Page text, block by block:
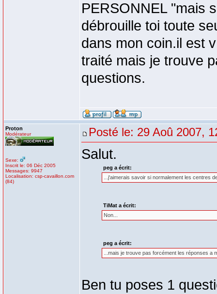
PERSONNEL "mais
débrouille toi toute
dans mon coin.il est
traité mais je trouve
questions.
Proton
Modérateur
Sexe:
Inscrit le: 06 Déc 2005
Messages: 9947
Localisation: csp-cavaillon.com
(84)
Posté le: 29 Aoû 2007,
Salut.
peg a écrit:
...j'aimerais savoir si normalement les centres
TiMat a écrit:
Non...
peg a écrit:
...mais je trouve pas forcément les réponses a
Ben tu poses 1